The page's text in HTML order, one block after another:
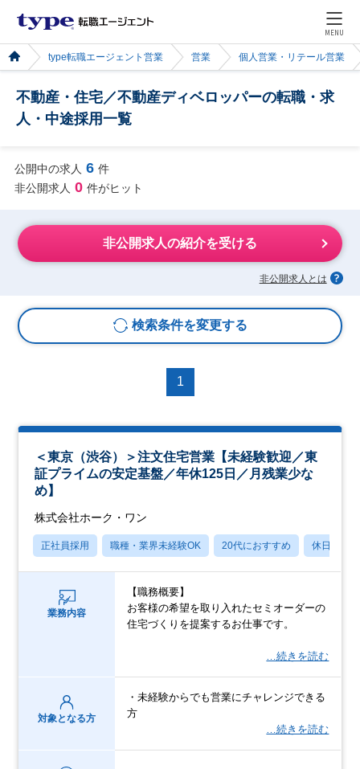
MENU
type転職エージェント営業 営業 個人営業・リテール営業
不動産・住宅／不動産ディベロッパーの転職・求
人・中途採用一覧
公開中の求人 6 件
非公開求人 0 件がヒット
非公開求人の紹介を受ける
非公開求人とは
検索条件を変更する
1
＜東京（渋谷）＞注文住宅営業【未経験歓迎／東
証プライムの安定基盤／年休125日／月残業少な
め】
株式会社ホーク・ワン
正社員採用 職種・業界未経験OK 20代におすすめ 休日120日
業務内容
【職務概要】
お客様の希望を取り入れたセミオーダーの
住宅づくりを提案するお仕事です。
…続きを読む
対象となる方
・未経験からでも営業にチャレンジできる
方
…続きを読む